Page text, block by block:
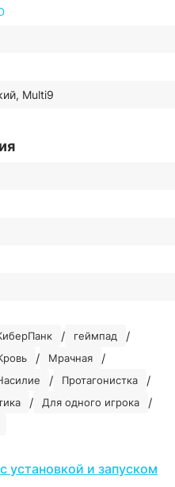
Multi9
/ геймпад /
/ Мрачная /
/ Протагонистка /
/ Для одного игрока /
установкой и запуском